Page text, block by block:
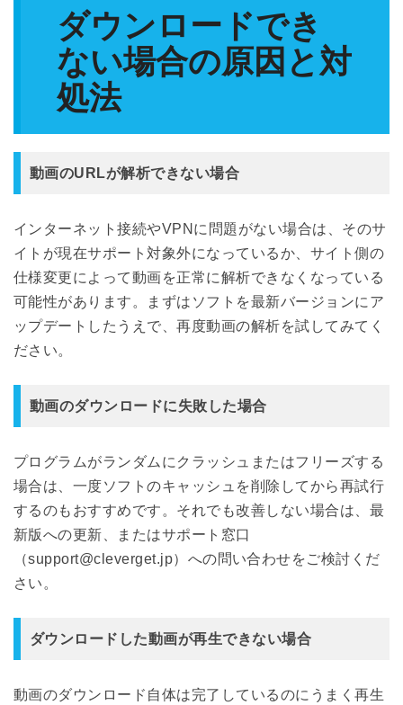
ダウンロードでき
ない場合の原因と対
処法
動画のURLが解析できない場合
インターネット接続やVPNに問題がない場合は、そのサ
イトが現在サポート対象外になっているか、サイト側の
仕様変更によって動画を正常に解析できなくなっている
可能性があります。まずはソフトを最新バージョンにア
ップデートしたうえで、再度動画の解析を試してみてく
ださい。
動画のダウンロードに失敗した場合
プログラムがランダムにクラッシュまたはフリーズする
場合は、一度ソフトのキャッシュを削除してから再試行
するのもおすすめです。それでも改善しない場合は、最
新版への更新、またはサポート窓口
（support@cleverget.jp）への問い合わせをご検討くだ
さい。
ダウンロードした動画が再生できない場合
動画のダウンロード自体は完了しているのにうまく再生